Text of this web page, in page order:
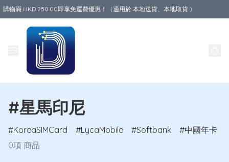
購物滿 HKD 250.00即享免運費優惠！（適用於 本地送貨、本地取貨 )
#星馬印尼
KoreaSIMCard LycaMobile Softbank
中國年卡
0項 商品